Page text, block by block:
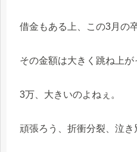
借金もある上、この3月の
その金額は大きく跳ね上が
3万、大きいのよねぇ。
頑張ろう、折衝分裂、泣き